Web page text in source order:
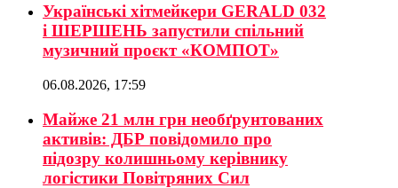
Українські хітмейкери GERALD 032
і ШЕРШЕНЬ запустили спільний
музичний проєкт «КОМПОТ»
06.08.2026, 17:59
Майже 21 млн грн необґрунтованих
активів: ДБР повідомило про
підозру колишньому керівнику
логістики Повітряних Сил